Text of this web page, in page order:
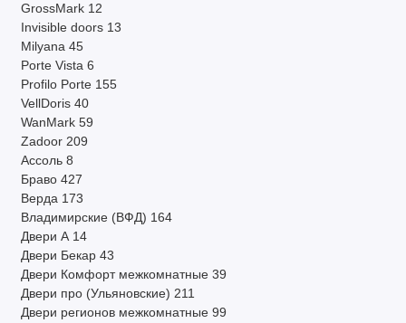
GrossMark 12
Invisible doors 13
Milyana 45
Porte Vista 6
Profilo Porte 155
VellDoris 40
WanMark 59
Zadoor 209
Ассоль 8
Браво 427
Верда 173
Владимирские (ВФД) 164
Двери А 14
Двери Бекар 43
Двери Комфорт межкомнатные 39
Двери про (Ульяновские) 211
Двери регионов межкомнатные 99
Показать все